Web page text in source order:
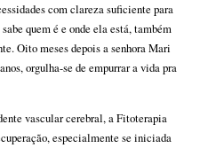
com clareza suficiente para
quem é e onde ela está, também
Oito meses depois a senhora Mari
orgulha-se de empurrar a vida pra
vascular cerebral, a Fitoterapia
especialmente se iniciada